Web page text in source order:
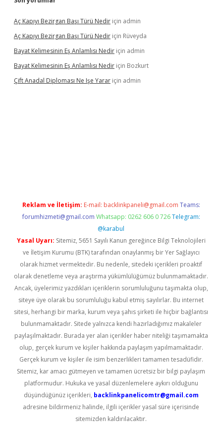
Aç Kapıyı Bezirgan Başı Türü Nedir için admin
Aç Kapıyı Bezirgan Başı Türü Nedir için Rüveyda
Bayat Kelimesinin Eş Anlamlısı Nedir için admin
Bayat Kelimesinin Eş Anlamlısı Nedir için Bozkurt
Çift Anadal Diploması Ne Işe Yarar için admin
Reklam ve İletişim: E-mail: backlinkpaneli@gmail.com Teams:
forumhizmeti@gmail.com Whatsapp: 0262 606 0 726 Telegram:
@karabul
Yasal Uyarı: Sitemiz, 5651 Sayılı Kanun gereğince Bilgi Teknolojileri
ve İletişim Kurumu (BTK) tarafından onaylanmış bir Yer Sağlayıcı
olarak hizmet vermektedir. Bu nedenle, sitedeki içerikleri proaktif
olarak denetleme veya araştırma yükümlülüğümüz bulunmamaktadır.
Ancak, üyelerimiz yazdıkları içeriklerin sorumluluğunu taşımakta olup,
siteye üye olarak bu sorumluluğu kabul etmiş sayılırlar. Bu internet
sitesi, herhangi bir marka, kurum veya şahıs şirketi ile hiçbir bağlantısı
bulunmamaktadır. Sitede yalnızca kendi hazırladığımız makaleler
paylaşılmaktadır. Burada yer alan içerikler haber niteliği taşımamakta
olup, gerçek kurum ve kişiler hakkında paylaşım yapılmamaktadır.
Gerçek kurum ve kişiler ile isim benzerlikleri tamamen tesadüfidir.
Sitemiz, kar amacı gütmeyen ve tamamen ücretsiz bir bilgi paylaşım
platformudur. Hukuka ve yasal düzenlemelere aykırı olduğunu
düşündüğünüz içerikleri, backlinkpanelicomtr@gmail.com
adresine bildirmeniz halinde, ilgili içerikler yasal süre içerisinde
sitemizden kaldırılacaktır.